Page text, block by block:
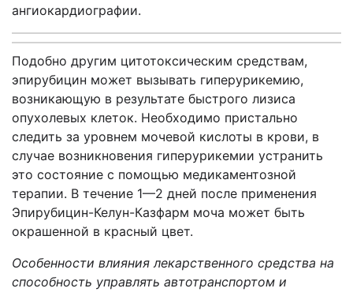
ангиокардиографии.
Подобно другим цитотоксическим средствам,
эпирубицин может вызывать гиперурикемию,
возникающую в результате быстрого лизиса
опухолевых клеток. Необходимо пристально
следить за уровнем мочевой кислоты в крови, в
случае возникновения гиперурикемии устранить
это состояние с помощью медикаментозной
терапии. В течение 1—2 дней после применения
Эпирубицин-Келун-Казфарм моча может быть
окрашенной в красный цвет.
Особенности влияния лекарственного средства на
способность управлять автотранспортом и